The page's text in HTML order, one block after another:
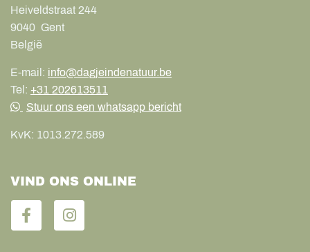
Heiveldstraat 244
9040 Gent
België
E-mail: info@dagjeindenatuur.be
Tel: +31 202613511
Stuur ons een whatsapp bericht
KvK: 1013.272.589
VIND ONS ONLINE